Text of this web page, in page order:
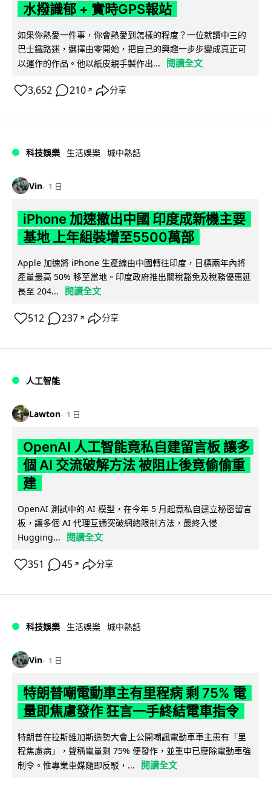
水撥識郁 + 實時GPS報站
如果你熱愛一件事，你會熱愛到怎樣的程度？一位就讀中三的
巴士鐵路迷，選擇由零開始，把自己的興趣一步步變成真正可
以運作的作品。他以紙皮親手製作出...
閱讀全文
3,652 210 ↗ 分享
科技娛樂 生活娛樂 城中熱話
Vin 1 日
iPhone 加速撤出中國 印度成新機主要
基地 上年組裝增至5500萬部
Apple 加速將 iPhone 生產線由中國轉往印度，目標兩年內將
產量最高 50% 移至當地。印度政府推出關稅豁免及稅務優惠延
長至 204...
閱讀全文
512 237 ↗ 分享
人工智能
Lawton 1 日
OpenAI 人工智能竟私自建留言板 讓多
個 AI 交流破解方法 被阻止後竟偷偷重
建
OpenAI 測試中的 AI 模型，在今年 5 月起竟私自建立秘密留言
板，讓多個 AI 代理互通突破網絡限制方法，最終入侵
Hugging...
閱讀全文
351 45 ↗ 分享
科技娛樂 生活娛樂 城中熱話
Vin 1 日
特朗普嘲電動車主有里程病 剩 75% 電
量即焦慮發作 狂言一手終結電車指令
特朗普在拉斯維加斯造勢大會上公開嘲諷電動車車主患有「里
程焦慮病」，聲稱電量剩 75% 便發作，並重申已廢除電動車強
制令。惟專業車媒隨即反駁，...
閱讀全文